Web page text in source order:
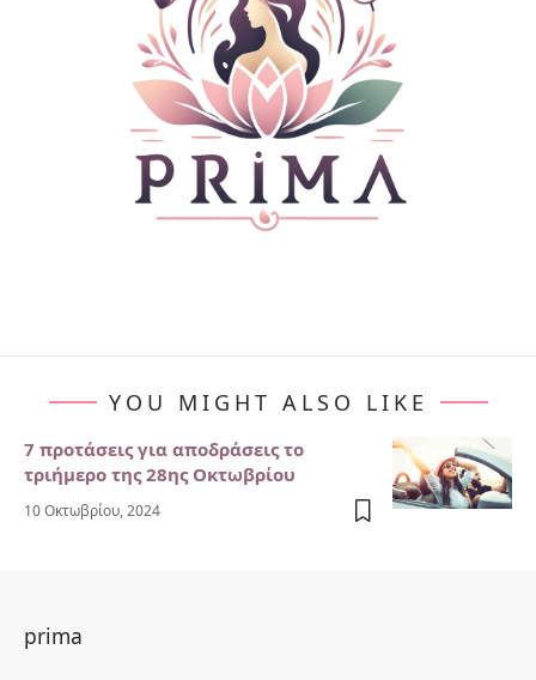
YOU MIGHT ALSO LIKE
7 προτάσεις για αποδράσεις το
τριήμερο της 28ης Οκτωβρίου
10 Οκτωβρίου, 2024
prima